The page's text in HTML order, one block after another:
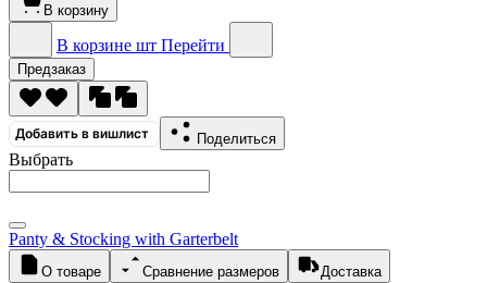
В корзину
В корзине шт Перейти
Предзаказ
Добавить в вишлист Поделиться
Выбрать
Panty & Stocking with Garterbelt
О товаре Сравнение размеров Доставка